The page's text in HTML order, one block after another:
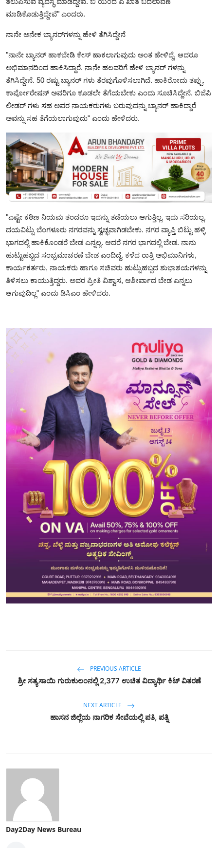
ಮಾಡಿಕೊಡುತ್ತಿದ್ದೇವೆ" ಎಂದರು.
ನಾನೇ ಅನೇಕ ಬ್ಯಾನರ್‌ಗಳನ್ನು ಹೇಳಿ ತೆಗಿಸಿದ್ದೇನೆ
"ನಾನೇ ಬ್ಯಾನರ್ ಹಾಕಬೇಡಿ ಕೇಸ್ ಹಾಕಲಾಗುವುದು ಅಂತ ಹೇಳಿದ್ದೆ. ಆದರೂ
ಅಭಿಮಾನದಿಂದ ಹಾಕಿಸಿದ್ದಾರೆ. ನಾನೇ ಹಲವರಿಗೆ ಹೇಳಿ ಬ್ಯಾನರ್ ಗಳನ್ನು
ತೆಗಿಸಿದ್ದೇನೆ. 50 ರಷ್ಟು ಬ್ಯಾನರ್ ಗಳು ತೆರವುಗೊಳಿಸಲಾಗಿದೆ. ಹಾಕಿರೋದು ತಪ್ಪು.
ಕಾರ್ಪೋರೇಷನ್ ಅವರಿಗೂ ಕೂಡಲೇ ತೆಗೆಯಬೇಕು ಎಂದು ಸೂಚಿಸಿದ್ದೇನೆ. ಬಿಜೆಪಿ
ಲೀಡರ್ ಗಳು ಸಹ ಅವರ ನಾಯಕರುಗಳು ಬರುವುದನ್ನು ಬ್ಯಾನರ್ ಹಾಕಿದ್ದಾರೆ
ಅವನ್ನು ಸಹ ತೆಗೆಯಲಾಗುವುದು" ಎಂದು ಹೇಳಿದರು.
"ಎಷ್ಟೇ ಕಠಿಣ ನಿಯಮ ತಂದರೂ ಇದನ್ನು ತಡೆಯಲು ಆಗುತ್ತಿಲ್ಲ. ಇದು ಸರಿಯಲ್ಲ.
ದಯವಿಟ್ಟು ಬೆಂಗಳೂರು ನಗರವನ್ನು ಸ್ವಚ್ಛವಾಗಿಡಬೇಕು.‌ ನಗರ ವ್ಯಾಪ್ತಿ ಬಿಟ್ಟು ಹಳ್ಳಿ
ಭಾಗದಲ್ಲಿ ಹಾಕಿಕೊಂಡರೆ ಬೇಡ ಎನ್ನಲ್ಲ. ಆದರೆ ನಗರ ಭಾಗದಲ್ಲಿ ಬೇಡ. ನಾನು
ಹುಟ್ಟುಹಬ್ಬದ ಸಂಭ್ರಮಾಚರಣೆ ಬೇಡ ಎಂದಿದ್ದೆ. ಕಳೆದ ರಾತ್ರಿ ಅಭಿಮಾನಿಗಳು,
ಕಾರ್ಯಕರ್ತರು, ನಾಯಕರು ಹಾಗೂ ಸಚಿವರು ಹುಟ್ಟುಹಬ್ಬದ ಶುಭಾಶಯಗಳನ್ನು
ತಿಳಿಸಲು ಕಾಯುತ್ತಿದ್ದರು. ಅವರ ಪ್ರೀತಿ ವಿಶ್ವಾಸ, ಆಶೀರ್ವಾದ ಬೇಡ ಎನ್ನಲು
ಆಗುವುದಿಲ್ಲ" ಎಂದು ಡಿಸಿಎಂ ಹೇಳಿದರು.
PREVIOUS ARTICLE
ಶ್ರೀ ಸತ್ಯಸಾಯಿ ಗುರುಕುಲಂನಲ್ಲಿ 2,377 ಉಚಿತ ವಿದ್ಯಾರ್ಥಿ ಕಿಟ್‌ ವಿತರಣೆ
NEXT ARTICLE
ಹಾಸನ ಜಿಲ್ಲೆಯ ನಾಗರಿಕ ಸೇವೆಯಲ್ಲಿ ಪತಿ, ಪತ್ನಿ
Day2Day News Bureau